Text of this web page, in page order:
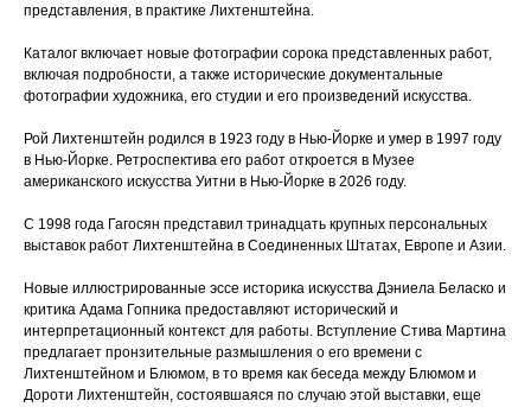
представления, в практике Лихтенштейна.
Каталог включает новые фотографии сорока представленных работ,
включая подробности, а также исторические документальные
фотографии художника, его студии и его произведений искусства.
Рой Лихтенштейн родился в 1923 году в Нью-Йорке и умер в 1997 году
в Нью-Йорке. Ретроспектива его работ откроется в Музее
американского искусства Уитни в Нью-Йорке в 2026 году.
С 1998 года Гагосян представил тринадцать крупных персональных
выставок работ Лихтенштейна в Соединенных Штатах, Европе и Азии.
Новые иллюстрированные эссе историка искусства Дэниела Беласко и
критика Адама Гопника предоставляют исторический и
интерпретационный контекст для работы. Вступление Стива Мартина
предлагает пронзительные размышления о его времени с
Лихтенштейном и Блюмом, в то время как беседа между Блюмом и
Дороти Лихтенштейн, состоявшаяся по случаю этой выставки, еще